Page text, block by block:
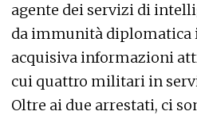
agente dei servizi di
da immunità diplomatica
acquisiva informazioni
cui quattro militari in
Oltre ai due arrestati, ci